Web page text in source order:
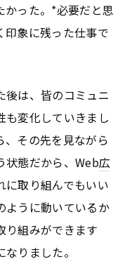
かった。*必要だと思
印象に残った仕事で
後は、皆のコミュニ
も変化していきまし
、その先を見ながら
状態だから、Web広
に取り組んでもいい
ように動いているか
り組みができます
りました。